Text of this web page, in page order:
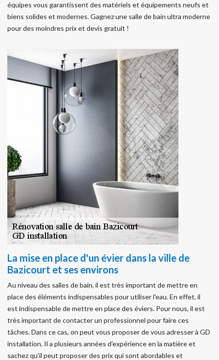
équipes vous garantissent des matériels et équipements neufs et
biens solides et modernes. Gagnez une salle de bain ultra moderne
pour des moindres prix et devis gratuit !
La mise en place d'un évier dans la ville de
Bazicourt et ses environs
Au niveau des salles de bain, il est très important de mettre en
place des éléments indispensables pour utiliser l'eau. En effet, il
est indispensable de mettre en place des éviers. Pour nous, il est
très important de contacter un professionnel pour faire ces
tâches. Dans ce cas, on peut vous proposer de vous adresser à GD
installation. Il a plusieurs années d'expérience en la matière et
sachez qu'il peut proposer des prix qui sont abordables et